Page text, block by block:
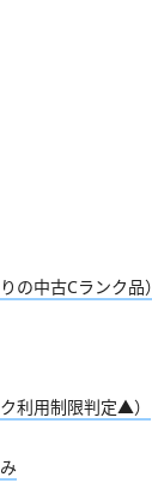
の中古Cランク品）
利用制限判定▲）